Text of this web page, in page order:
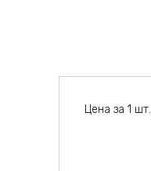
Цена за 1 шт.